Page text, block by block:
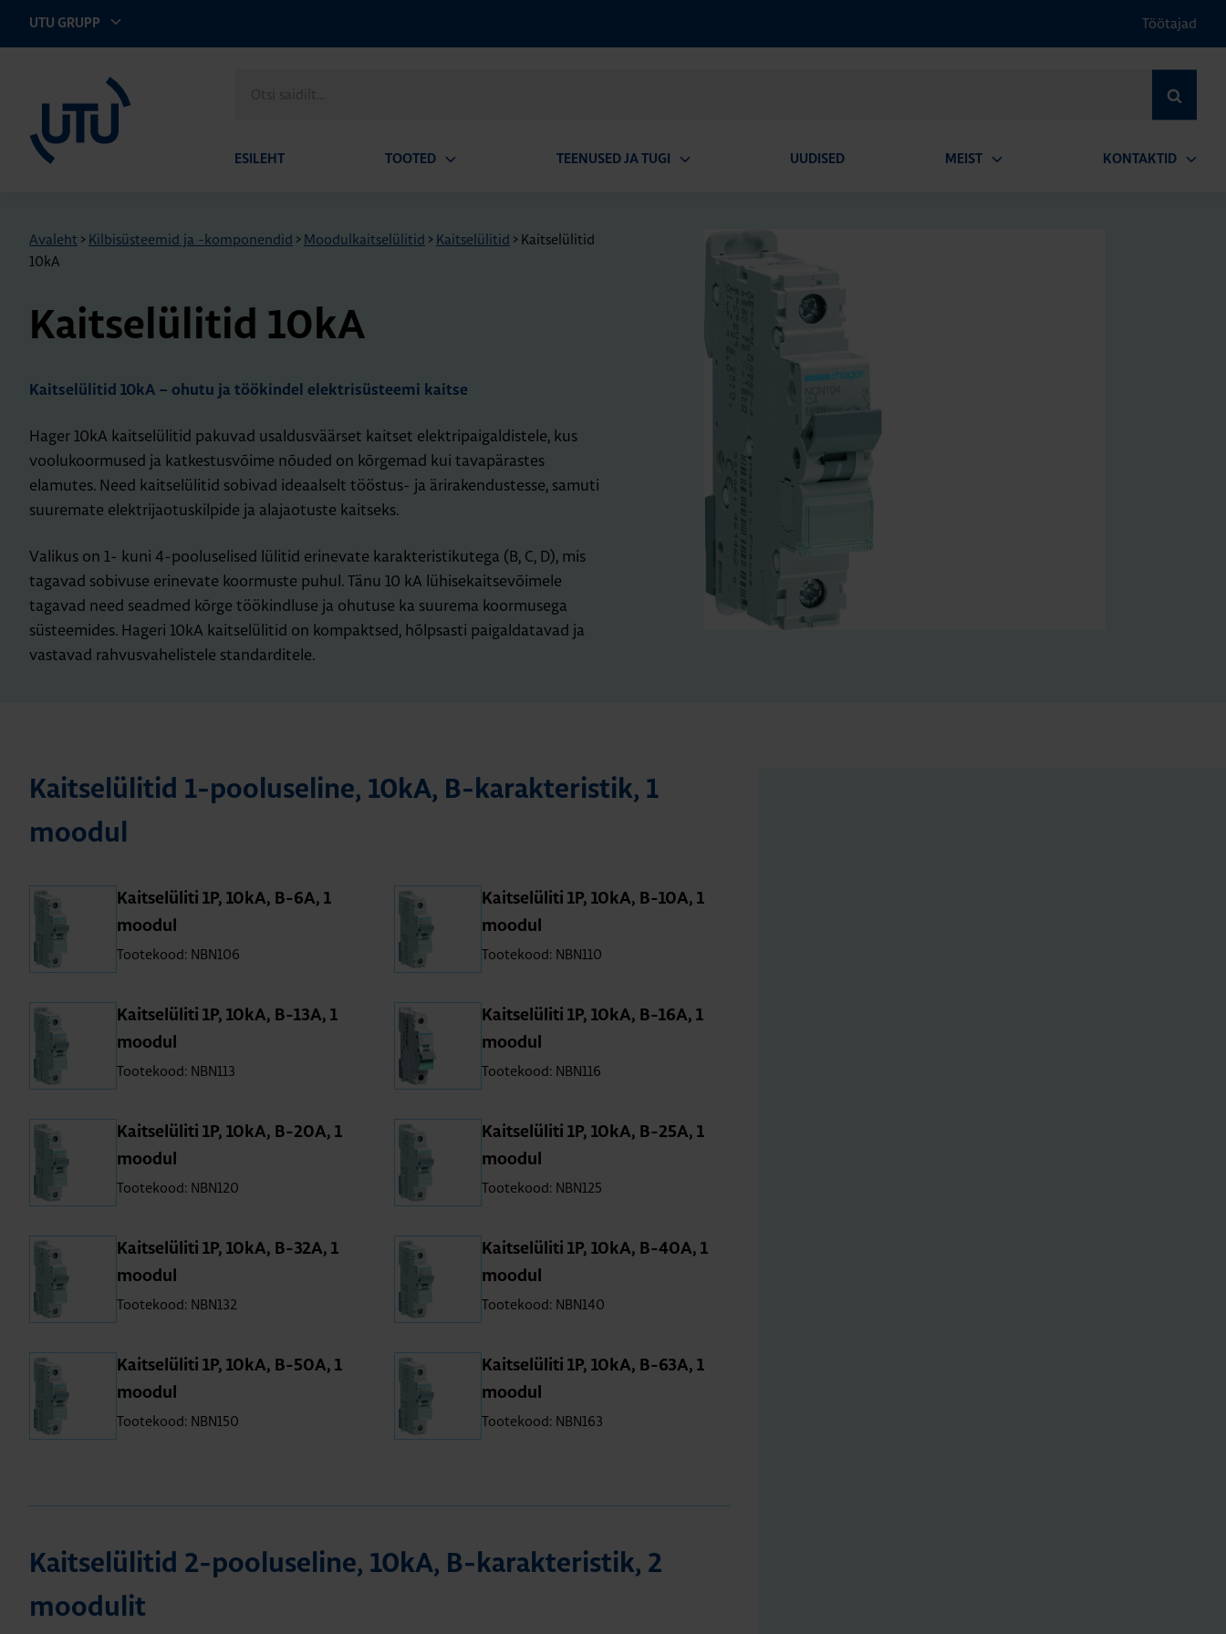
UTU GRUPP Töötajad
saidilt
ESILEHT TOOTED TEENUSED JA TUGI UUDISED MEIST KONTAKTID
Avaleht > Kilbisüsteemid ja -komponendid > Moodulkaitselülitid > Kaitselülitid > Kaitselülitid
10kA
Kait­se­lü­li­tid 10kA
Kaitselülitid 10kA – ohutu ja töökindel elektrisüsteemi kaitse
Hager 10kA kaitselülitid pakuvad usaldusväärset kaitset elektripaigaldistele, kus
voolukoormused ja katkestusvõime nõuded on kõrgemad kui tavapärastes
elamutes. Need kaitselülitid sobivad ideaalselt tööstus- ja ärirakendustesse, samuti
suuremate elektrijaotuskilpide ja alajaotuste kaitseks.
Valikus on 1- kuni 4-pooluselised lülitid erinevate karakteristikutega (B, C, D), mis
tagavad sobivuse erinevate koormuste puhul. Tänu 10 kA lühisekaitsevõimele
tagavad need seadmed kõrge töökindluse ja ohutuse ka suurema koormusega
süsteemides. Hageri 10kA kaitselülitid on kompaktsed, hõlpsasti paigaldatavad ja
vastavad rahvusvahelistele standarditele.
Kait­se­lü­li­tid 1-poo­lu­se­line, 10kA, B-karak­te­ris­tik, 1
moo­dul
Kait­se­lü­liti 1P, 10kA, B-6A, 1
moo­dul
Tootekood: NBN106
Kait­se­lü­liti 1P, 10kA, B-10A, 1
moo­dul
Tootekood: NBN110
Kait­se­lü­liti 1P, 10kA, B-13A, 1
moo­dul
Tootekood: NBN113
Kait­se­lü­liti 1P, 10kA, B-16A, 1
moo­dul
Tootekood: NBN116
Kait­se­lü­liti 1P, 10kA, B-20A, 1
moo­dul
Tootekood: NBN120
Kait­se­lü­liti 1P, 10kA, B-25A, 1
moo­dul
Tootekood: NBN125
Kait­se­lü­liti 1P, 10kA, B-32A, 1
moo­dul
Tootekood: NBN132
Kait­se­lü­liti 1P, 10kA, B-40A, 1
moo­dul
Tootekood: NBN140
Kait­se­lü­liti 1P, 10kA, B-50A, 1
moo­dul
Tootekood: NBN150
Kait­se­lü­liti 1P, 10kA, B-63A, 1
moo­dul
Tootekood: NBN163
Kait­se­lü­li­tid 2-poo­lu­se­line, 10kA, B-karak­te­ris­tik, 2
moo­du­lit